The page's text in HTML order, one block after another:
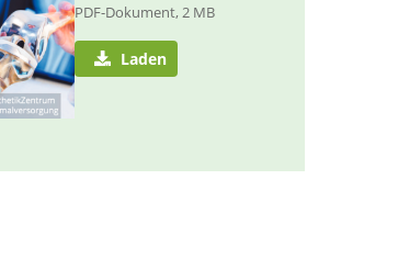
PDF-Dokument, 2 MB
Laden